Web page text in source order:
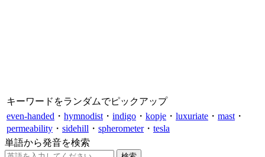
キーワードをランダムでピックアップ
even-handed ・ hymnodist ・ indigo ・ kopje ・ luxuriate ・ mast ・
permeability ・ sidehill ・ spherometer・ tesla
単語から発音を検索